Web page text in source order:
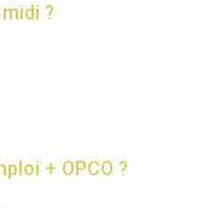
?
+ OPCO ?